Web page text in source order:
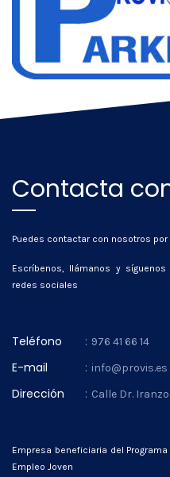
Contacta
Puedes contactar con nosotros
Escríbenos, llámanos y
redes sociales
Teléfono : 976 41 66 14
E-mail : info@provis.es
Dirección : Calle Dr.
Empresa beneficiaria del Programa
Empleo Joven